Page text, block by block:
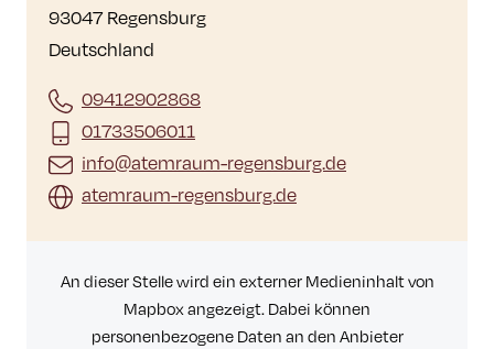
93047 Regensburg
Deutschland
09412902868
01733506011
info@atemraum-regensburg.de
atemraum-regensburg.de
An dieser Stelle wird ein externer Medieninhalt von
Mapbox angezeigt. Dabei können
personenbezogene Daten an den Anbieter